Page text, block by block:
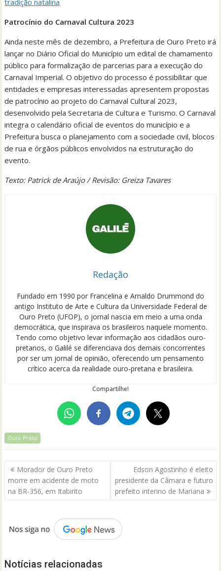
Patrocínio do Carnaval Cultura 2023
Ainda neste mês de dezembro, a Prefeitura de Ouro Preto irá
lançar no Diário Oficial do Município um edital de chamamento
público para formalização de parcerias para a execução do
Carnaval Imperial. O objetivo do processo é possibilitar que
entidades e empresas interessadas apresentem propostas
de patrocínio ao projeto do Carnaval Cultural 2023,
desenvolvido pela Secretaria de Cultura e Turismo. O Carnaval
integra o calendário oficial de eventos do município e a
Prefeitura busca o planejamento com a sociedade civil, blocos
de rua e órgãos públicos envolvidos na estruturação do
evento.
Texto: Patrick de Araújo / Revisão: Greiza Tavares
Redação
Fundado em 1990 por Francelina e Arnaldo Drummond do
antigo Instituto de Arte e Cultura da Universidade Federal de
Ouro Preto (UFOP), o jornal nascia em meio a uma onda
democrática, que inspirava os brasileiros naquele momento.
Tendo como objetivo levar informação aos cidadãos ouro-
pretanos, o Galilé se diferenciava dos demais concorrentes
por ser um jornal de opinião, oferecendo um pensamento
crítico acerca da realidade ouro-pretana e brasileira.
Compartilhe!
Ouro Preto
Navegação
de
Post
Morador de Ouro Preto
morre em acidente de moto
na BR-356, em Itabirito
Edson Agostinho é eleito
presidente da Câmara e futuro
prefeito interino de Mariana
Notícias relacionadas